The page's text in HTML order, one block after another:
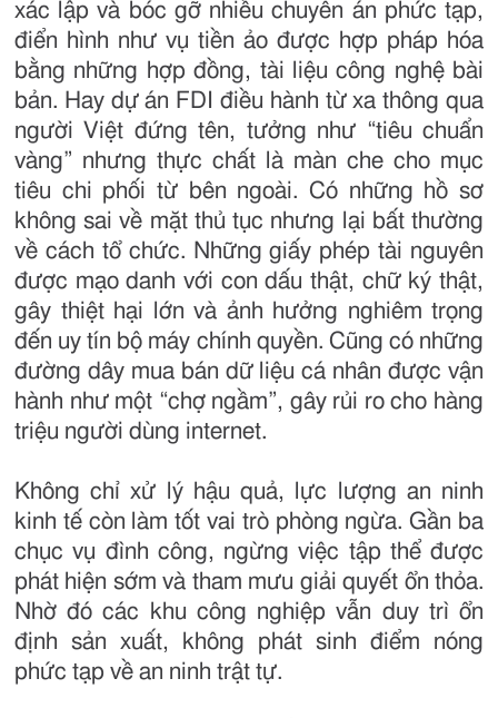
xác lập và bóc gỡ nhiều chuyên án phức tạp,
điển hình như vụ tiền ảo được hợp pháp hóa
bằng những hợp đồng, tài liệu công nghệ bài
bản. Hay dự án FDI điều hành từ xa thông qua
người Việt đứng tên, tưởng như “tiêu chuẩn
vàng” nhưng thực chất là màn che cho mục
tiêu chi phối từ bên ngoài. Có những hồ sơ
không sai về mặt thủ tục nhưng lại bất thường
về cách tổ chức. Những giấy phép tài nguyên
được mạo danh với con dấu thật, chữ ký thật,
gây thiệt hại lớn và ảnh hưởng nghiêm trọng
đến uy tín bộ máy chính quyền. Cũng có những
đường dây mua bán dữ liệu cá nhân được vận
hành như một “chợ ngầm”, gây rủi ro cho hàng
triệu người dùng internet.
Không chỉ xử lý hậu quả, lực lượng an ninh
kinh tế còn làm tốt vai trò phòng ngừa. Gần ba
chục vụ đình công, ngừng việc tập thể được
phát hiện sớm và tham mưu giải quyết ổn thỏa.
Nhờ đó các khu công nghiệp vẫn duy trì ổn
định sản xuất, không phát sinh điểm nóng
phức tạp về an ninh trật tự.